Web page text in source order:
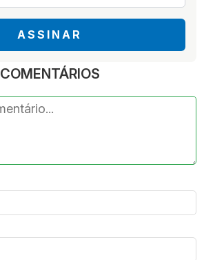
ASSINAR
COMENTÁRIOS